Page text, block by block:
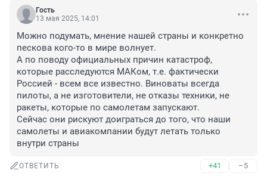
Гость
13 мая 2025, 14:01
Можно подумать, мнение нашей страны и конкретно
пескова кого-то в мире волнует.
А по поводу официальных причин катастроф,
которые расследуются МАКом, т.е. фактически
Россией - всем все известно. Виноваты всегда
пилоты, а не изготовители, не отказы техники, не
ракеты, которые по самолетам запускают.
Сейчас они рискуют доиграться до того, что наши
самолеты и авиакомпании будут летать только
внутри страны
ОТВЕТИТЬ +41 –5